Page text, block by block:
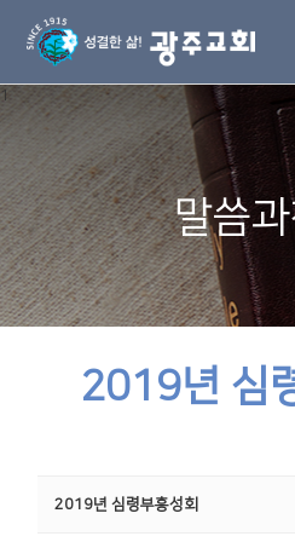
1
말씀
2019년 심
2019년 심령부흥성회